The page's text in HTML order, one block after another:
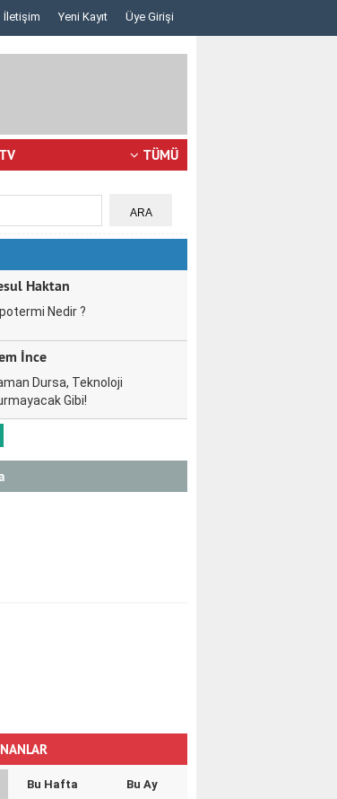
İçin Gözlüğe Mahkûm Olma..
İletişim Yeni Kayıt Üye Girişi
TÜMÜ
Haktan
Nedir ?
İnce
Dursa, Teknoloji
Gibi!
Bu Hafta Bu Ay